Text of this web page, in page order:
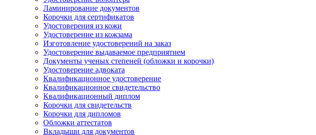
Ламинирование документов
Корочки для сертификатов
Удостоверения из кожи
Удостоверение из кожзама
Изготовление удостоверений на заказ
Удостоверение выдаваемое предприятием
Документы ученых степеней (обложки и корочки)
Удостоверение адвоката
Квалификационное удостоверение
Квалификационное свидетельство
Квалификационный диплом
Корочки для свидетельств
Корочки для дипломов
Обложки аттестатов
Вкладыши для документов